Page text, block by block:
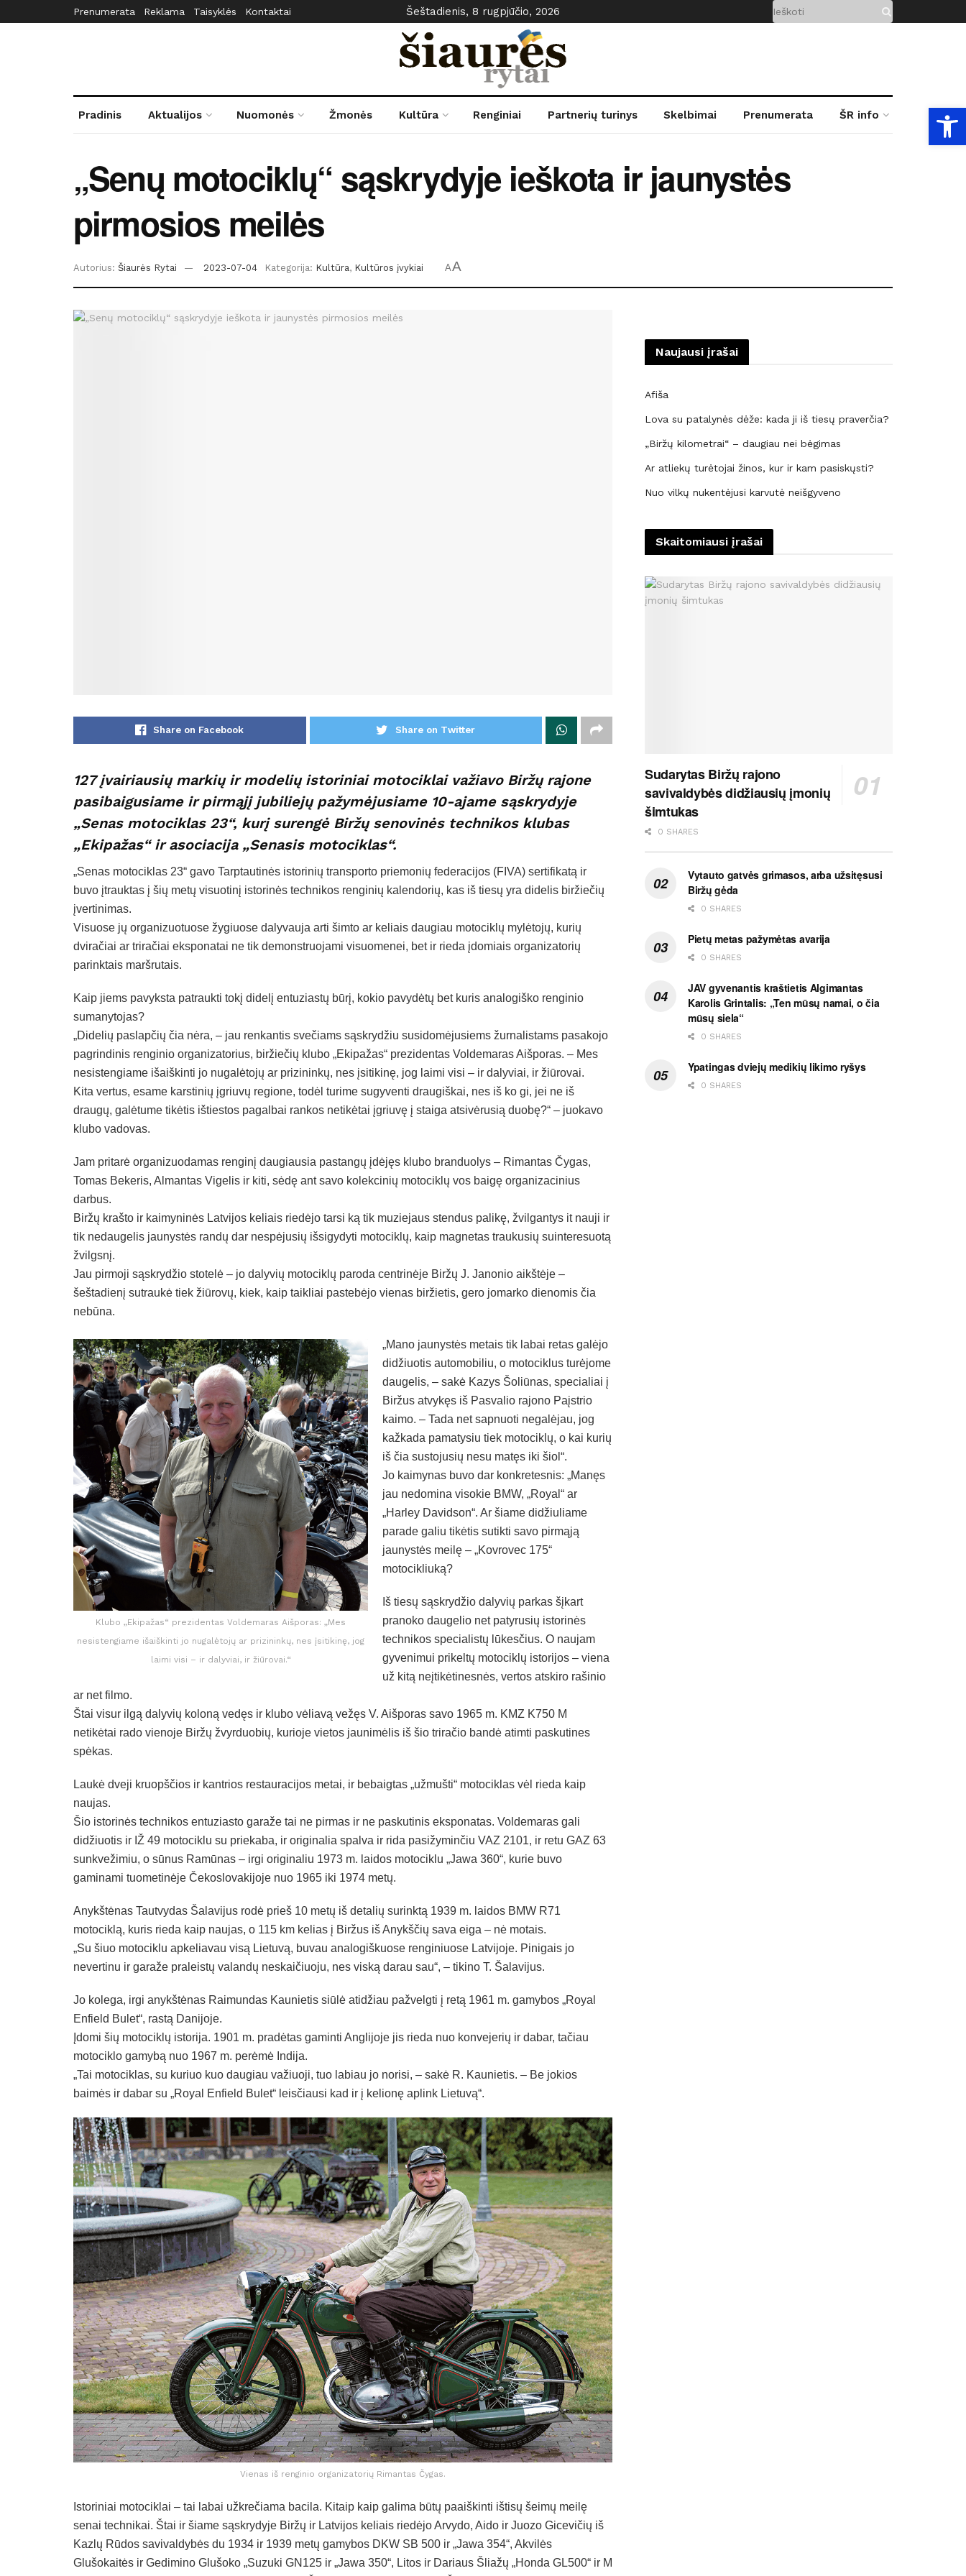
Prenumerata Reklama Taisyklės Kontaktai Šeštadienis, 8 rugpjūčio, 2026
Pradinis Aktualijos Nuomonės Žmonės Kultūra Renginiai Partnerių turinys Skelbimai Prenumerata ŠR info
„Senų motociklų“ sąskrydyje ieškota ir jaunystės
pirmosios meilės
Autorius: Šiaurės Rytai 2023-07-04 Kategorija: Kultūra, Kultūros įvykiai AA
Share on Facebook Share on Twitter
127 įvairiausių markių ir modelių istoriniai motociklai važiavo Biržų rajone
pasibaigusiame ir pirmąjį jubiliejų pažymėjusiame 10-ajame sąskrydyje
„Senas motociklas 23“, kurį surengė Biržų senovinės technikos klubas
„Ekipažas“ ir asociacija „Senasis motociklas“.
„Senas motociklas 23“ gavo Tarptautinės istorinių transporto priemonių federacijos (FIVA) sertifikatą ir
buvo įtrauktas į šių metų visuotinį istorinės technikos renginių kalendorių, kas iš tiesų yra didelis biržiečių
įvertinimas.
Visuose jų organizuotuose žygiuose dalyvauja arti šimto ar keliais daugiau motociklų mylėtojų, kurių
dviračiai ar triračiai eksponatai ne tik demonstruojami visuomenei, bet ir rieda įdomiais organizatorių
parinktais maršrutais.
Kaip jiems pavyksta patraukti tokį didelį entuziastų būrį, kokio pavydėtų bet kuris analogiško renginio
sumanytojas?
„Didelių paslapčių čia nėra, – jau renkantis svečiams sąskrydžiu susidomėjusiems žurnalistams pasakojo
pagrindinis renginio organizatorius, biržiečių klubo „Ekipažas“ prezidentas Voldemaras Aišporas. – Mes
nesistengiame išaiškinti jo nugalėtojų ar prizininkų, nes įsitikinę, jog laimi visi – ir dalyviai, ir žiūrovai.
Kita vertus, esame karstinių įgriuvų regione, todėl turime sugyventi draugiškai, nes iš ko gi, jei ne iš
draugų, galėtume tikėtis ištiestos pagalbai rankos netikėtai įgriuvę į staiga atsivėrusią duobę?“ – juokavo
klubo vadovas.
Jam pritarė organizuodamas renginį daugiausia pastangų įdėjęs klubo branduolys – Rimantas Čygas,
Tomas Bekeris, Almantas Vigelis ir kiti, sėdę ant savo kolekcinių motociklų vos baigę organizacinius
darbus.
Biržų krašto ir kaimyninės Latvijos keliais riedėjo tarsi ką tik muziejaus stendus palikę, žvilgantys it nauji ir
tik nedaugelis jaunystės randų dar nespėjusių išsigydyti motociklų, kaip magnetas traukusių suinteresuotą
žvilgsnį.
Jau pirmoji sąskrydžio stotelė – jo dalyvių motociklų paroda centrinėje Biržų J. Janonio aikštėje –
šeštadienį sutraukė tiek žiūrovų, kiek, kaip taikliai pastebėjo vienas biržietis, gero jomarko dienomis čia
nebūna.
Klubo „Ekipažas“ prezidentas Voldemaras Aišporas: „Mes
nesistengiame išaiškinti jo nugalėtojų ar prizininkų, nes įsitikinę, jog
laimi visi – ir dalyviai, ir žiūrovai.“
„Mano jaunystės metais tik labai retas galėjo
didžiuotis automobiliu, o motociklus turėjome
daugelis, – sakė Kazys Šoliūnas, specialiai į
Biržus atvykęs iš Pasvalio rajono Paįstrio
kaimo. – Tada net sapnuoti negalėjau, jog
kažkada pamatysiu tiek motociklų, o kai kurių
iš čia sustojusių nesu matęs iki šiol“.
Jo kaimynas buvo dar konkretesnis: „Manęs
jau nedomina visokie BMW, „Royal“ ar
„Harley Davidson“. Ar šiame didžiuliame
parade galiu tikėtis sutikti savo pirmąją
jaunystės meilę – „Kovrovec 175“
motocikliuką?
Iš tiesų sąskrydžio dalyvių parkas šįkart
pranoko daugelio net patyrusių istorinės
technikos specialistų lūkesčius. O naujam
gyvenimui prikeltų motociklų istorijos – viena
už kitą neįtikėtinesnės, vertos atskiro rašinio
ar net filmo.
Štai visur ilgą dalyvių koloną vedęs ir klubo vėliavą vežęs V. Aišporas savo 1965 m. KMZ K750 M
netikėtai rado vienoje Biržų žvyrduobių, kurioje vietos jaunimėlis iš šio triračio bandė atimti paskutines
spėkas.
Laukė dveji kruopščios ir kantrios restauracijos metai, ir bebaigtas „užmušti“ motociklas vėl rieda kaip
naujas.
Šio istorinės technikos entuziasto garaže tai ne pirmas ir ne paskutinis eksponatas. Voldemaras gali
didžiuotis ir IŽ 49 motociklu su priekaba, ir originalia spalva ir rida pasižyminčiu VAZ 2101, ir retu GAZ 63
sunkvežimiu, o sūnus Ramūnas – irgi originaliu 1973 m. laidos motociklu „Jawa 360“, kurie buvo
gaminami tuometinėje Čekoslovakijoje nuo 1965 iki 1974 metų.
Anykštėnas Tautvydas Šalavijus rodė prieš 10 metų iš detalių surinktą 1939 m. laidos BMW R71
motociklą, kuris rieda kaip naujas, o 115 km kelias į Biržus iš Anykščių sava eiga – nė motais.
„Su šiuo motociklu apkeliavau visą Lietuvą, buvau analogiškuose renginiuose Latvijoje. Pinigais jo
nevertinu ir garaže praleistų valandų neskaičiuoju, nes viską darau sau“, – tikino T. Šalavijus.
Jo kolega, irgi anykštėnas Raimundas Kaunietis siūlė atidžiau pažvelgti į retą 1961 m. gamybos „Royal
Enfield Bulet“, rastą Danijoje.
Įdomi šių motociklų istorija. 1901 m. pradėtas gaminti Anglijoje jis rieda nuo konvejerių ir dabar, tačiau
motociklo gamybą nuo 1967 m. perėmė Indija.
„Tai motociklas, su kuriuo kuo daugiau važiuoji, tuo labiau jo norisi, – sakė R. Kaunietis. – Be jokios
baimės ir dabar su „Royal Enfield Bulet“ leisčiausi kad ir į kelionę aplink Lietuvą“.
Vienas iš renginio organizatorių Rimantas Čygas.
Istoriniai motociklai – tai labai užkrečiama bacila. Kitaip kaip galima būtų paaiškinti ištisų šeimų meilę
senai technikai. Štai ir šiame sąskrydyje Biržų ir Latvijos keliais riedėjo Arvydo, Aido ir Juozo Gicevičių iš
Kazlų Rūdos savivaldybės du 1934 ir 1939 metų gamybos DKW SB 500 ir „Jawa 354“, Akvilės
Glušokaitės ir Gedimino Glušoko „Suzuki GN125 ir „Jawa 350“, Litos ir Dariaus Šliažų „Honda GL500“ ir M
Naujausi įrašai
Afiša
Lova su patalynės dėže: kada ji iš tiesų praverčia?
„Biržų kilometrai“ – daugiau nei bėgimas
Ar atliekų turėtojai žinos, kur ir kam pasiskųsti?
Nuo vilkų nukentėjusi karvutė neišgyveno
Skaitomiausi įrašai
Sudarytas Biržų rajono
savivaldybės didžiausių įmonių
šimtukas
0 SHARES
Vytauto gatvės grimasos, arba užsitęsusi
Biržų gėda
0 SHARES
Pietų metas pažymėtas avarija
0 SHARES
JAV gyvenantis kraštietis Algimantas
Karolis Grintalis: „Ten mūsų namai, o čia
mūsų siela“
0 SHARES
Ypatingas dviejų medikių likimo ryšys
0 SHARES